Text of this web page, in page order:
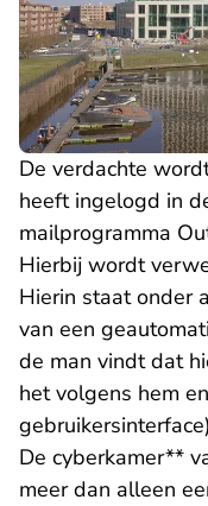
De verdachte
heeft ingelogd in
mailprogramma
Hierbij wordt
Hierin staat onder
van een
de man vindt dat
het volgens hem
De cyberkamer**
meer dan alleen